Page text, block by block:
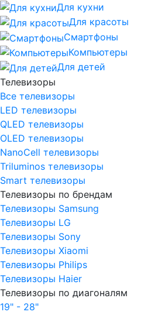
Для кухни
Для красоты
Смартфоны
Компьютеры
Для детей
Телевизоры
Все телевизоры
LED телевизоры
QLED телевизоры
OLED телевизоры
NanoCell телевизоры
Triluminos телевизоры
Smart телевизоры
Телевизоры по брендам
Телевизоры Samsung
Телевизоры LG
Телевизоры Sony
Телевизоры Xiaomi
Телевизоры Philips
Телевизоры Haier
Телевизоры по диагоналям
19" - 28"